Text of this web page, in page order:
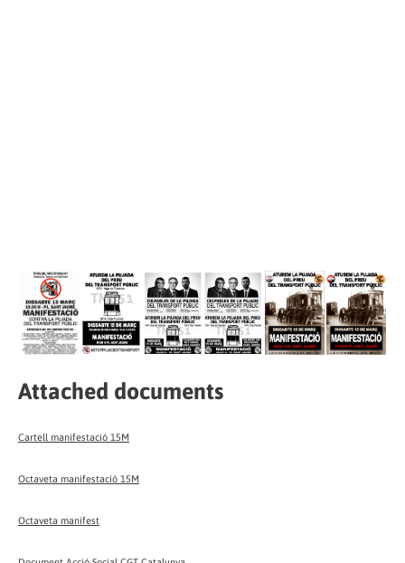
Attached documents
Cartell manifestació 15M
Octaveta manifestació 15M
Octaveta manifest